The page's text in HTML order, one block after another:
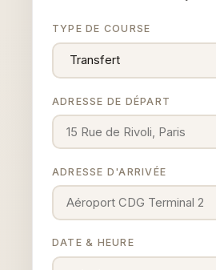
TYPE DE COURSE
ADRESSE DE DÉPART
ADRESSE D'ARRIVÉE
DATE & HEURE